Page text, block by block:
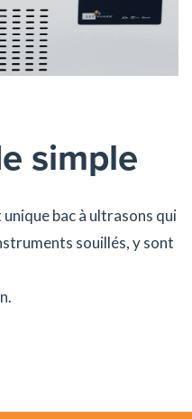
simple
unique bac à ultrasons qui
souillés, y sont